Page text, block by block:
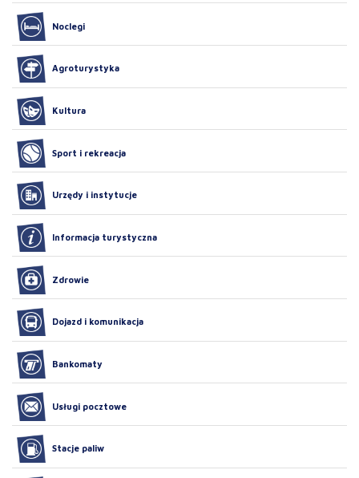
Noclegi
Agroturystyka
Kultura
Sport i rekreacja
Urzędy i instytucje
Informacja turystyczna
Zdrowie
Dojazd i komunikacja
Bankomaty
Usługi pocztowe
Stacje paliw